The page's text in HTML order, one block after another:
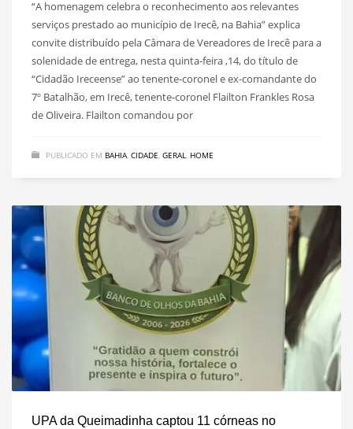
“A homenagem celebra o reconhecimento aos relevantes
serviços prestado ao município de Irecê, na Bahia” explica
convite distribuído pela Câmara de Vereadores de Irecê para a
solenidade de entrega, nesta quinta-feira ,14, do título de
“Cidadão Ireceense” ao tenente-coronel e ex-comandante do
7º Batalhão, em Irecê, tenente-coronel Flailton Frankles Rosa
de Oliveira. Flailton comandou por
PUBLICADO EM BAHIA, CIDADE, GERAL, HOME
UPA da Queimadinha captou 11 córneas no